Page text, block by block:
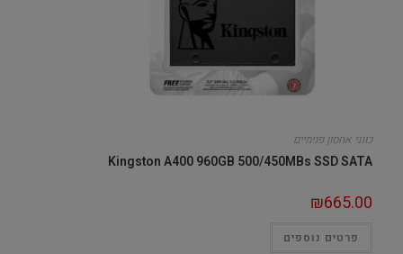
כונני אחסון פנימיים
Kingston A400 960GB 500/450MBs SSD SATA
₪665.00
פרטים נוספים